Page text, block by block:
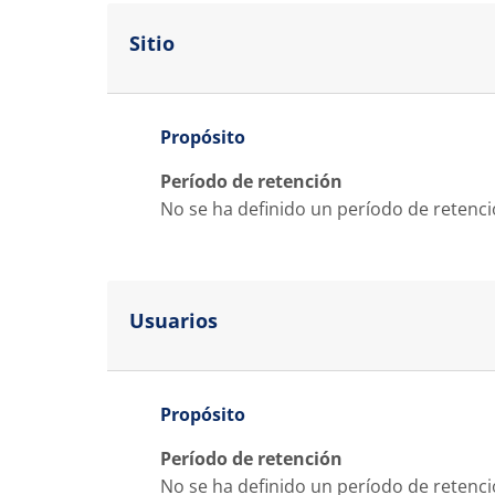
Sitio
Propósito
Período de retención
No se ha definido un período de
Usuarios
Propósito
Período de retención
No se ha definido un período de